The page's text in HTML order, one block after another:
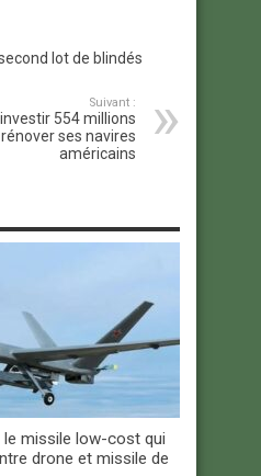
second lot de blindés
Suivant :
investir 554 millions
ses navires
américains
missile low-cost qui
drone et missile de